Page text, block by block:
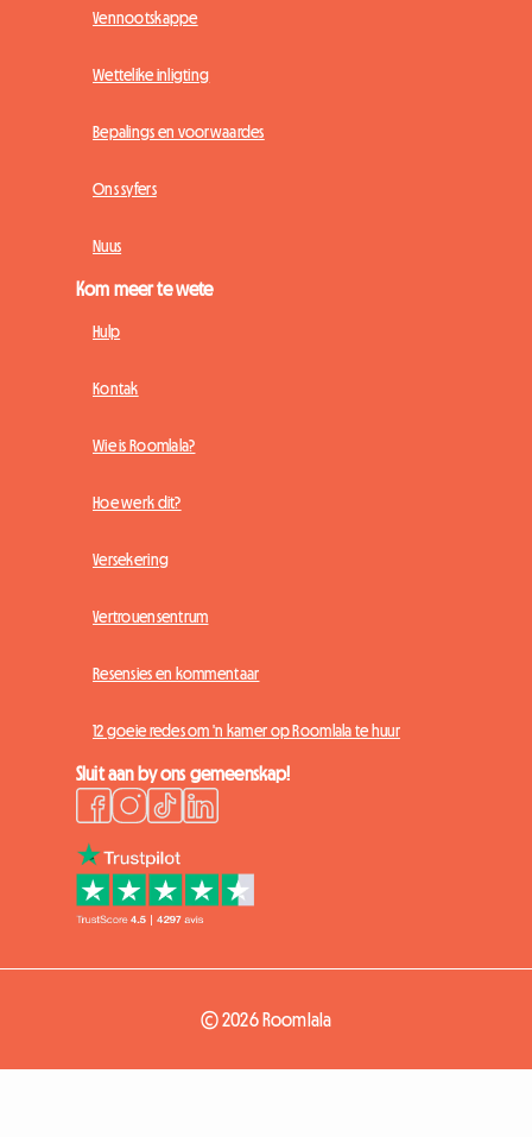
Vennootskappe
Wettelike inligting
Bepalings en voorwaardes
Ons syfers
Nuus
Kom meer te wete
Hulp
Kontak
Wie is Roomlala?
Hoe werk dit?
Versekering
Vertrouensentrum
Resensies en kommentaar
12 goeie redes om 'n kamer op Roomlala te huur
Sluit aan by ons gemeenskap!
© 2026 Roomlala